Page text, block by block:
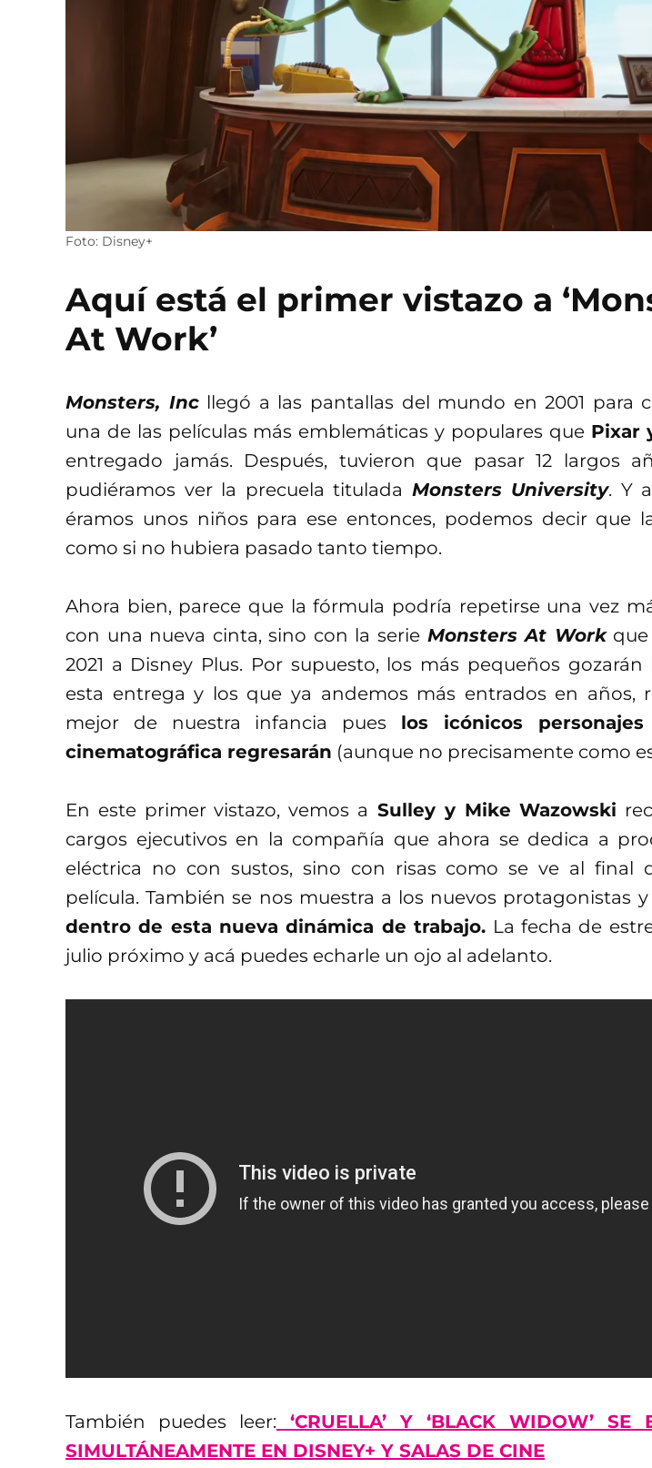
Foto: Disney+
Aquí está el primer vistazo a
At Work’
Monsters, Incllegó a las pantallas del mundo en 2001 para
una de las películas más emblemáticas y populares que Pixar
entregado jamás. Después, tuvieron que pasar 12 largos
pudiéramos ver la precuela titulada Monsters University. Y
éramos unos niños para ese entonces, podemos decir que
como si no hubiera pasado tanto tiempo.
Ahora bien, parece que la fórmula podría repetirse una vez
con una nueva cinta, sino con la serie Monsters At Workque
2021 a Disney Plus. Por supuesto, los más pequeños
esta entrega y los que ya andemos más entrados en años,
mejor de nuestra infancia pues los icónicos
cinematográfica regresarán (aunque no precisamente como
En este primer vistazo, vemos a Sulley y Mike Wazowski
cargos ejecutivos en la compañía que ahora se dedica a
eléctrica no con sustos, sino con risas como se ve al final
película. También se nos muestra a los nuevos protagonistas y
dentro de esta nueva dinámica de trabajo. La fecha de
julio próximo y acá puedes echarle un ojo al adelanto.
También puedes leer: ‘CRUELLA’ Y ‘BLACK WIDOW’ SE
SIMULTÁNEAMENTE EN DISNEY+ Y SALAS DE CINE